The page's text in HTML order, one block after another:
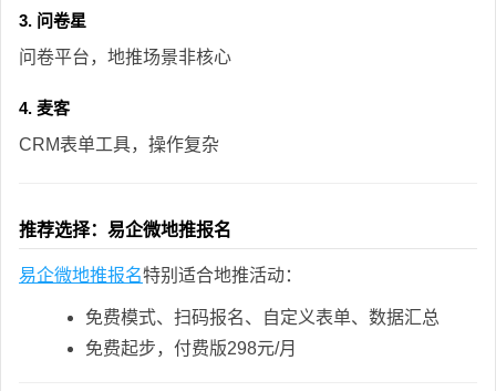
3. 问卷星
问卷平台，地推场景非核心
4. 麦客
CRM表单工具，操作复杂
推荐选择：易企微地推报名
易企微地推报名特别适合地推活动：
免费模式、扫码报名、自定义表单、数据汇总
免费起步，付费版298元/月